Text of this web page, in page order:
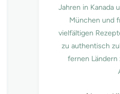
Jahren in Kanada
München und
vielfältigen
zu authentisch
fernen